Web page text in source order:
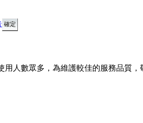
用人數眾多，為維護較佳的服務品質